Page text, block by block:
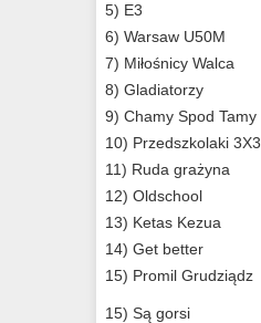
5) E3
6) Warsaw U50M
7) Miłośnicy Walca
8) Gladiatorzy
9) Chamy Spod Tamy
10) Przedszkolaki 3X3
11) Ruda grażyna
12) Oldschool
13) Ketas Kezua
14) Get better
15) Promil Grudziądz
15) Są gorsi